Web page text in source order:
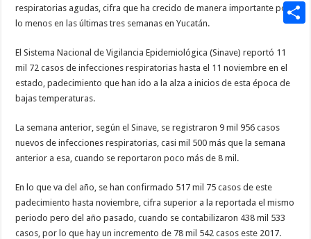
respiratorias agudas, cifra que ha crecido de manera importante por
lo menos en las últimas tres semanas en Yucatán.
El Sistema Nacional de Vigilancia Epidemiológica (Sinave) reportó 11
mil 72 casos de infecciones respiratorias hasta el 11 noviembre en el
estado, padecimiento que han ido a la alza a inicios de esta época de
bajas temperaturas.
La semana anterior, según el Sinave, se registraron 9 mil 956 casos
nuevos de infecciones respiratorias, casi mil 500 más que la semana
anterior a esa, cuando se reportaron poco más de 8 mil.
En lo que va del año, se han confirmado 517 mil 75 casos de este
padecimiento hasta noviembre, cifra superior a la reportada el mismo
periodo pero del año pasado, cuando se contabilizaron 438 mil 533
casos, por lo que hay un incremento de 78 mil 542 casos este 2017.